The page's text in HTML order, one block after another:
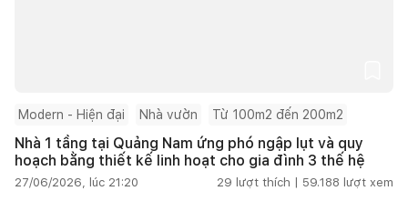
Modern - Hiện đại Nhà vườn Từ 100m2 đến 200m2
Nhà 1 tầng tại Quảng Nam ứng phó ngập lụt và quy
hoạch bằng thiết kế linh hoạt cho gia đình 3 thế hệ
27/06/2026, lúc 21:20 29 lượt thích | 59.188 lượt xem